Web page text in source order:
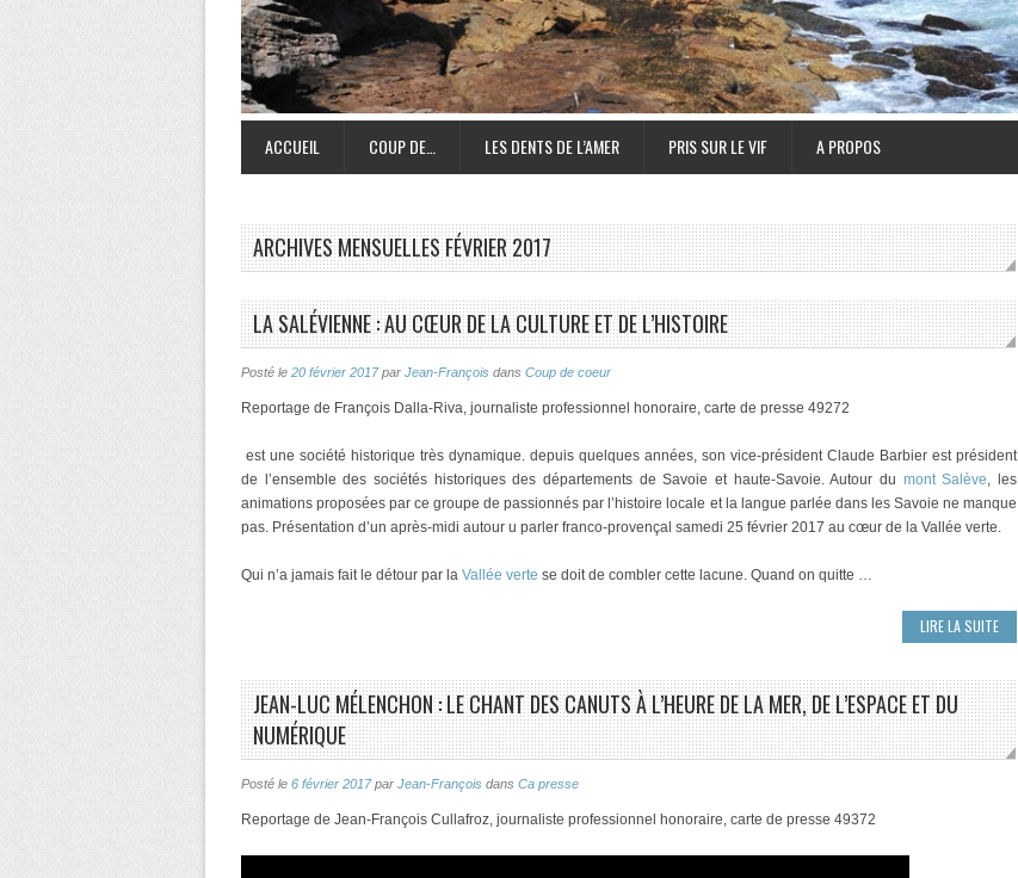
ACCUEIL COUP DE… LES DENTS DE L’AMER PRIS SUR LE VIF A PROPOS
ARCHIVES MENSUELLESFÉVRIER 2017
LA SALÉVIENNE : AU CŒUR DE LA CULTURE ET DE L’HISTOIRE
Posté le 20 février 2017 par Jean-François dans Coup de coeur
Reportage de François Dalla-Riva, journaliste professionnel honoraire, carte de presse 49272
est une société historique très dynamique. depuis quelques années, son vice-président Claude Barbier est président
de l’ensemble des sociétés historiques des départements de Savoie et haute-Savoie. Autour du mont Salève, les
animations proposées par ce groupe de passionnés par l’histoire locale et la langue parlée dans les Savoie ne manque
pas. Présentation d’un après-midi autour u parler franco-provençal samedi 25 février 2017 au cœur de la Vallée verte.
Qui n’a jamais fait le détour par la Vallée verte se doit de combler cette lacune. Quand on quitte …
LIRE LA SUITE
JEAN-LUC MÉLENCHON : LE CHANT DES CANUTS À L’HEURE DE LA MER, DE L’ESPACE ET DU
NUMÉRIQUE
Posté le 6 février 2017 par Jean-François dans Ca presse
Reportage de Jean-François Cullafroz, journaliste professionnel honoraire, carte de presse 49372